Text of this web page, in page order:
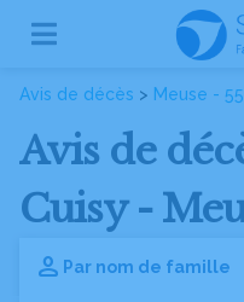
Avis de décès > Meuse - 55
Avis de
Cuisy -
Par nom de famille